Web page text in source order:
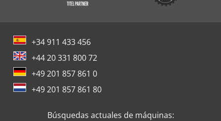
+34 911 433 456
+44 20 331 800 72
+49 201 857 861 0
+49 201 857 861 80
Búsquedas actuales de máquinas: